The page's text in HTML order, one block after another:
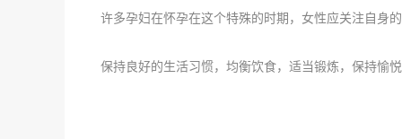
许多孕妇在怀孕在这个特殊的时期，女性应关注自身的
保持良好的生活习惯，均衡饮食，适当锻炼，保持愉